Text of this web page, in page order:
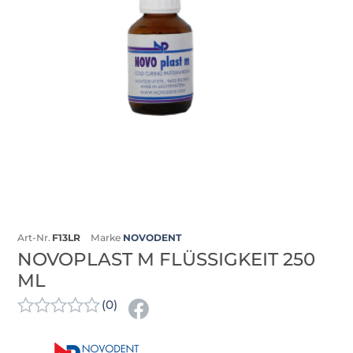
Art-Nr. F13LR Marke NOVODENT
NOVOPLAST M FLÜSSIGKEIT 250
ML
(0)